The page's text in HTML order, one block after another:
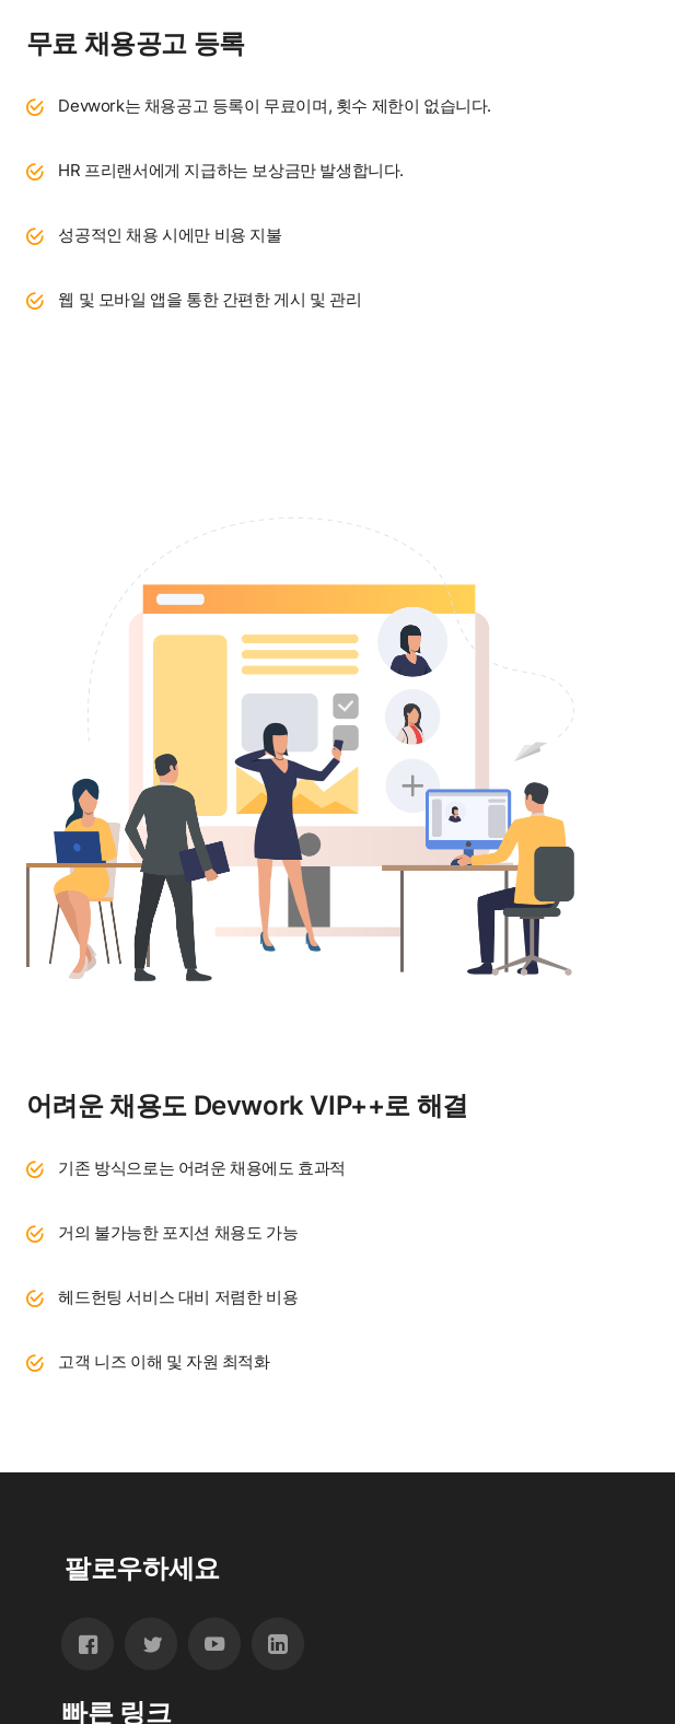
무료 채용공고 등록
Devwork는 채용공고 등록이 무료이며, 횟수 제한이 없습니다.
HR 프리랜서에게 지급하는 보상금만 발생합니다.
성공적인 채용 시에만 비용 지불
웹 및 모바일 앱을 통한 간편한 게시 및 관리
어려운 채용도 Devwork VIP++로 해결
기존 방식으로는 어려운 채용에도 효과적
거의 불가능한 포지션 채용도 가능
헤드헌팅 서비스 대비 저렴한 비용
고객 니즈 이해 및 자원 최적화
팔로우하세요
빠른 링크